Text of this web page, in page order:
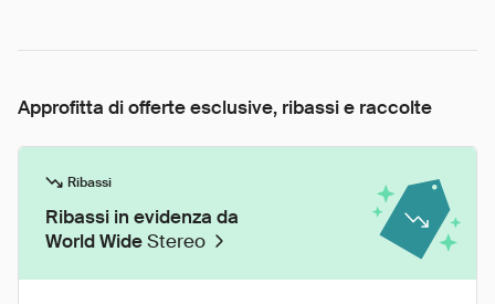
Approfitta di offerte esclusive, ribassi e raccolte
Ribassi
Ribassi in evidenza da
World WideStereo